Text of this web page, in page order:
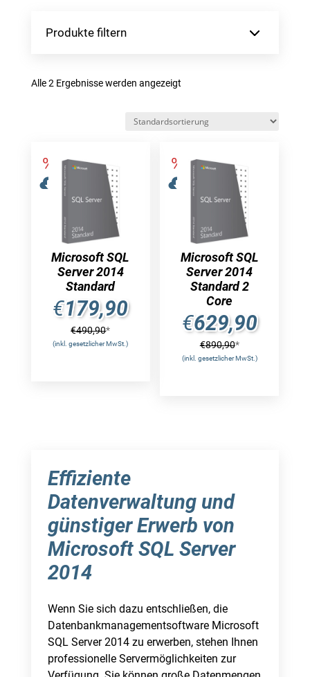
Produkte filtern
Alle 2 Ergebnisse werden angezeigt
Microsoft SQL
Server 2014
Standard
€179,90
€490,90*
(inkl. gesetzlicher MwSt.)
Microsoft SQL
Server 2014
Standard 2
Core
€629,90
€890,90*
(inkl. gesetzlicher MwSt.)
Effiziente
Datenverwaltung und
günstiger Erwerb von
Microsoft SQL Server
2014
Wenn Sie sich dazu entschließen, die
Datenbankmanagementsoftware Microsoft
SQL Server 2014 zu erwerben, stehen Ihnen
professionelle Servermöglichkeiten zur